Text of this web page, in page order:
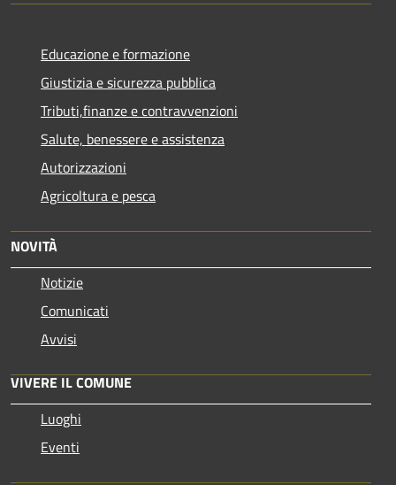
Educazione e formazione
Giustizia e sicurezza pubblica
Tributi,finanze e contravvenzioni
Salute, benessere e assistenza
Autorizzazioni
Agricoltura e pesca
NOVITÀ
Notizie
Comunicati
Avvisi
VIVERE IL COMUNE
Luoghi
Eventi